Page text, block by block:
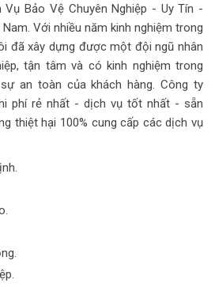
Vụ Bảo Vệ Chuyên Nghiệp - Uy Tín -
Với nhiều năm kinh nghiệm trong
đã xây dựng được một đội ngũ nhân
tận tâm và có kinh nghiệm trong
an toàn của khách hàng. Công ty
phí rẻ nhất - dịch vụ tốt nhất - sẵn
thiệt hại 100% cung cấp các dịch vụ